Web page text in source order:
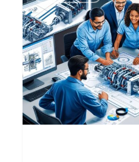
sector:
Machinebouw